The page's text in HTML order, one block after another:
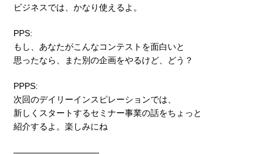
ビジネスでは、かなり使えるよ。
PPS:
もし、あなたがこんなコンテストを面白いと
思ったなら、また別の企画をやるけど、どう？
PPPS:
次回のデイリーインスピレーションでは、
新しくスタートするセミナー事業の話をちょっと
紹介するよ。楽しみにね
——————————